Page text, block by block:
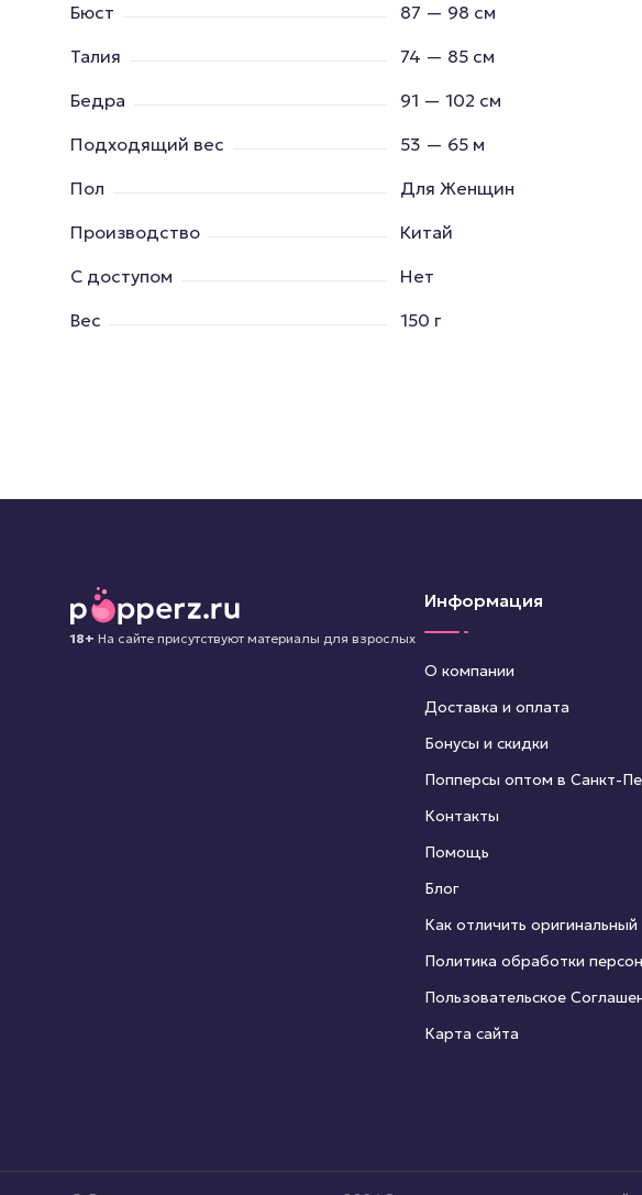
Бюст
87 — 98 см
Талия
74 — 85 см
Бедра
91 — 102 см
Подходящий вес
53 — 65 м
Пол
Для Женщин
Производство
Китай
С доступом
Нет
Вес
150 г
18+ На сайте присутствуют материалы для взрослых
Информация
О компании
Доставка и оплата
Бонусы и скидки
Попперсы оптом в Санкт-
Контакты
Помощь
Блог
Как отличить
Политика обработки
Пользовательское
Карта сайта